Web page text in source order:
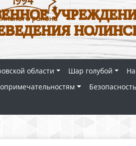
области Шар голубой